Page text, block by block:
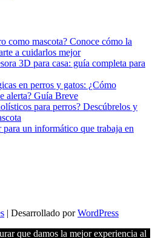
como mascota? Conoce cómo la
a cuidarlos mejor
3D para casa: guía completa para
en perros y gatos: ¿Cómo
alerta? Guía Breve
para perros? Descúbrelos y
para un informático que trabaja en
| Desarrollado porWordPress
que damos la mejor experiencia al